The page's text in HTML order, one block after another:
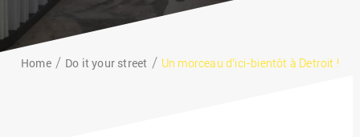
Home Do it your street Un morceau d’ici-bientôt à Detroit !